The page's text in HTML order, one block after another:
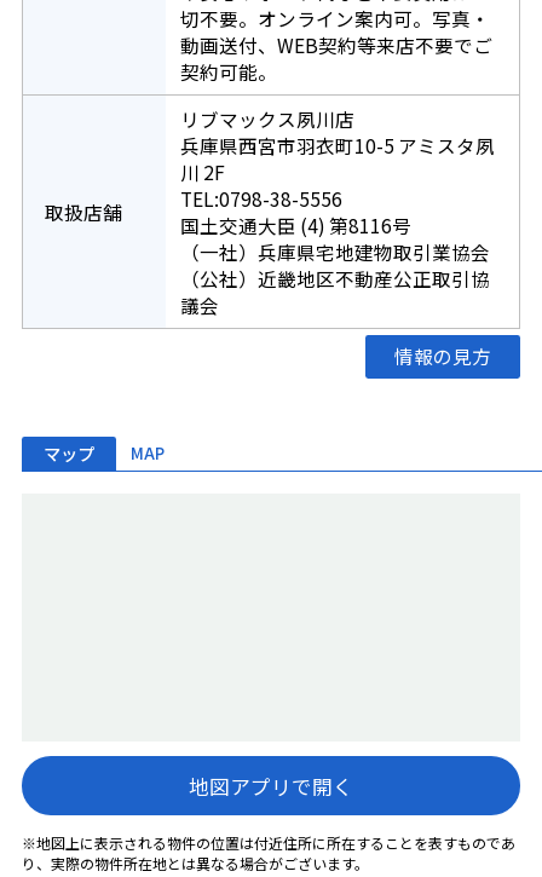
切不要。オンライン案内可。写真・
動画送付、WEB契約等来店不要でご
契約可能。
取扱店舗
リブマックス夙川店
兵庫県西宮市羽衣町10-5 アミスタ夙
川 2F
TEL:0798-38-5556
国土交通大臣 (4) 第8116号
（一社）兵庫県宅地建物取引業協会
（公社）近畿地区不動産公正取引協
議会
情報の見方
マップ MAP
地図アプリで開く
※地図上に表示される物件の位置は付近住所に所在することを表すものであ
り、実際の物件所在地とは異なる場合がございます。